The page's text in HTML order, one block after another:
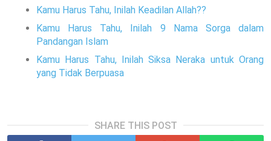
Kamu Harus Tahu, Inilah Keadilan Allah??
Kamu Harus Tahu, Inilah 9 Nama Sorga dalam
Pandangan Islam
Kamu Harus Tahu, Inilah Siksa Neraka untuk Orang
yang Tidak Berpuasa
SHARE THIS POST